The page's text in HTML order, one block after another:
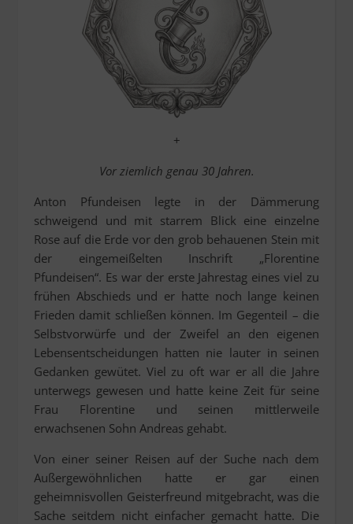
+
Vor ziemlich genau 30 Jahren.
Anton Pfundeisen legte in der Dämmerung
schweigend und mit starrem Blick eine einzelne
Rose auf die Erde vor den grob behauenen Stein mit
der eingemeißelten Inschrift „Florentine
Pfundeisen“. Es war der erste Jahrestag eines viel zu
frühen Abschieds und er hatte noch lange keinen
Frieden damit schließen können. Im Gegenteil – die
Selbstvorwürfe und der Zweifel an den eigenen
Lebensentscheidungen hatten nie lauter in seinen
Gedanken gewütet. Viel zu oft war er all die Jahre
unterwegs gewesen und hatte keine Zeit für seine
Frau Florentine und seinen mittlerweile
erwachsenen Sohn Andreas gehabt.
Von einer seiner Reisen auf der Suche nach dem
Außergewöhnlichen hatte er gar einen
geheimnisvollen Geisterfreund mitgebracht, was die
Sache seitdem nicht einfacher gemacht hatte. Die